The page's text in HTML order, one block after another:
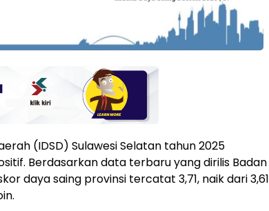
(IDSD) Sulawesi Selatan tahun 2025
Berdasarkan data terbaru yang dirilis Badan
daya saing provinsi tercatat 3,71, naik dari 3,61